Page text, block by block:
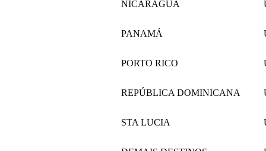
NICARÁGUA
PANAMÁ
PORTO RICO
REPÚBLICA DOMINICANA
STA LUCIA